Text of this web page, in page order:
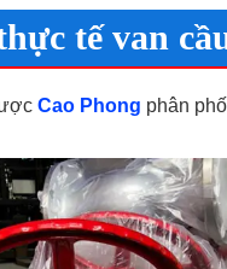
tế van
Cao Phong phân